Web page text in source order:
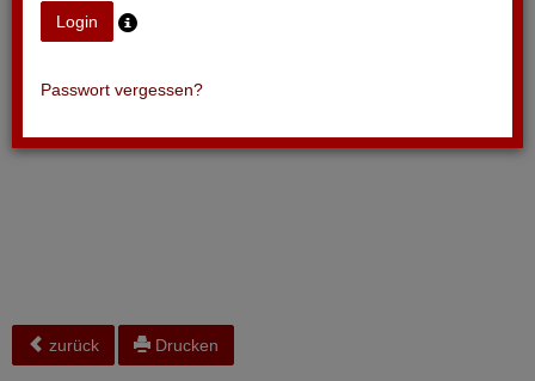
Passwort vergessen?
zurück Drucken